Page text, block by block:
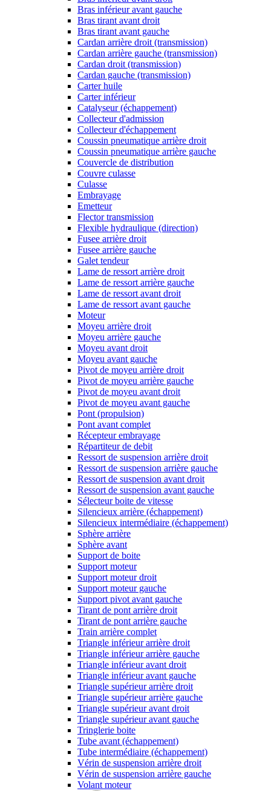
Bras inférieur avant gauche
Bras tirant avant droit
Bras tirant avant gauche
Cardan arrière droit (transmission)
Cardan arrière gauche (transmission)
Cardan droit (transmission)
Cardan gauche (transmission)
Carter huile
Carter inférieur
Catalyseur (échappement)
Collecteur d'admission
Collecteur d'échappement
Coussin pneumatique arrière droit
Coussin pneumatique arrière gauche
Couvercle de distribution
Couvre culasse
Culasse
Embrayage
Emetteur
Flector transmission
Flexible hydraulique (direction)
Fusee arrière droit
Fusee arrière gauche
Galet tendeur
Lame de ressort arrière droit
Lame de ressort arrière gauche
Lame de ressort avant droit
Lame de ressort avant gauche
Moteur
Moyeu arrière droit
Moyeu arrière gauche
Moyeu avant droit
Moyeu avant gauche
Pivot de moyeu arrière droit
Pivot de moyeu arrière gauche
Pivot de moyeu avant droit
Pivot de moyeu avant gauche
Pont (propulsion)
Pont avant complet
Récepteur embrayage
Répartiteur de debit
Ressort de suspension arrière droit
Ressort de suspension arrière gauche
Ressort de suspension avant droit
Ressort de suspension avant gauche
Sélecteur boite de vitesse
Silencieux arrière (échappement)
Silencieux intermédiaire (échappement)
Sphère arrière
Sphère avant
Support de boite
Support moteur
Support moteur droit
Support moteur gauche
Support pivot avant gauche
Tirant de pont arrière droit
Tirant de pont arrière gauche
Train arrière complet
Triangle inférieur arrière droit
Triangle inférieur arrière gauche
Triangle inférieur avant droit
Triangle inférieur avant gauche
Triangle supérieur arrière droit
Triangle supérieur arrière gauche
Triangle supérieur avant droit
Triangle supérieur avant gauche
Tringlerie boite
Tube avant (échappement)
Tube intermédiaire (échappement)
Vérin de suspension arrière droit
Vérin de suspension arrière gauche
Volant moteur